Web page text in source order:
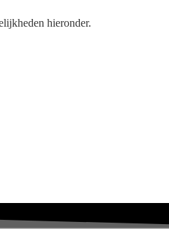
hieronder.